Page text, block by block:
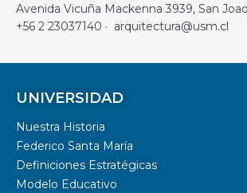
Avenida Vicuña Mackenna 3939, San
+56 2 23037140 · arquitectura@usm.cl
UNIVERSIDAD
Nuestra Historia
Federico Santa María
Definiciones Estratégicas
Modelo Educativo